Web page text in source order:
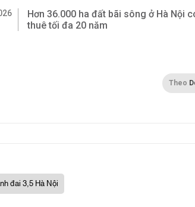
Hơn 36.000 ha đất bãi sông ở Hà Nội
thuê tối đa 20 năm
Theo
đai 3,5 Hà Nội